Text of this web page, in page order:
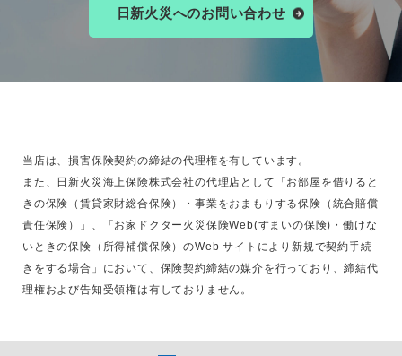
日新火災へのお問い合わせ
当店は、損害保険契約の締結の代理権を有しています。
また、日新火災海上保険株式会社の代理店として「お部屋を借りると
きの保険（賃貸家財総合保険）・事業をおまもりする保険（統合賠償
責任保険）」、「お家ドクター火災保険Web(すまいの保険)・働けな
いときの保険（所得補償保険）のWeb サイトにより新規で契約手続
きをする場合」において、保険契約締結の媒介を行っており、締結代
理権および告知受領権は有しておりません。